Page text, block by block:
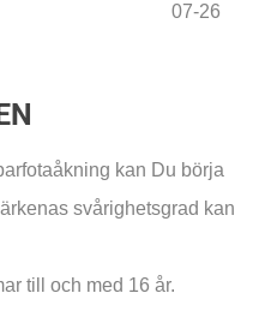
07-26
kan Du börja
svårighetsgrad kan
till och med 16 år.